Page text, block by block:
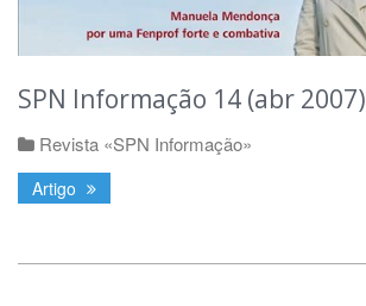
SPN Informação 14 (abr 2007)
Revista «SPN Informação»
Artigo